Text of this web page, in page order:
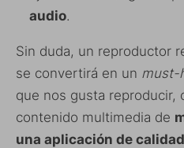
audio.
Sin duda, un reproductor
se convertirá en un must-
que nos gusta reproducir,
contenido multimedia de
una aplicación de calidad